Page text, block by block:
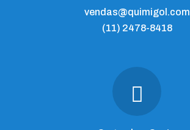
vendas@quimigol.com
(11) 2478-8418